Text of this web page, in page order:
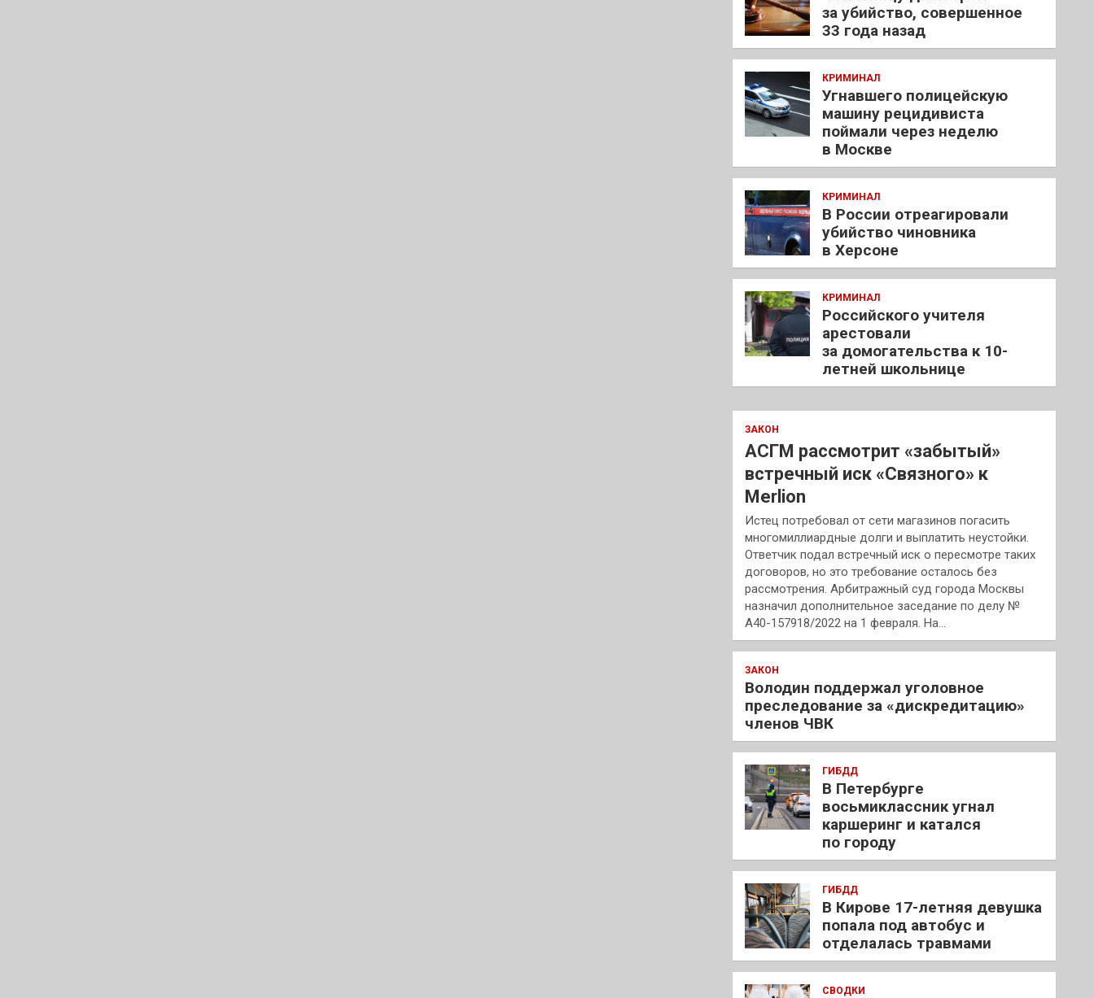
за убийство, совершенное
33 года назад
КРИМИНАЛ
Угнавшего полицейскую
машину рецидивиста
поймали через неделю
в Москве
КРИМИНАЛ
В России отреагировали
убийство чиновника
в Херсоне
КРИМИНАЛ
Российского учителя
арестовали
за домогательства к 10-
летней школьнице
ЗАКОН
АСГМ рассмотрит «забытый»
встречный иск «Связного» к
Merlion
Истец потребовал от сети магазинов погасить
многомиллиардные долги и выплатить неустойки.
Ответчик подал встречный иск о пересмотре таких
договоров, но это требование осталось без
рассмотрения. Арбитражный суд города Москвы
назначил дополнительное заседание по делу №
А40-157918/2022 на 1 февраля. На…
ЗАКОН
Володин поддержал уголовное
преследование за «дискредитацию»
членов ЧВК
ГИБДД
В Петербурге
восьмиклассник угнал
каршеринг и катался
по городу
ГИБДД
В Кирове 17-летняя девушка
попала под автобус и
отделалась травмами
СВОДКИ